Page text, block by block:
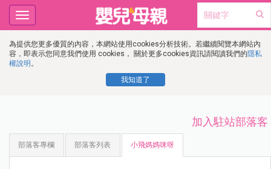
為提供您更多優質的內容，本網站使用cookies分析技術。若繼續閱覽本網站內
容，即表示您同意我們使用 cookies， 關於更多cookies資訊請閱讀我們的隱私
權說明 。
我知道了
Toggle
navigation
加入駐站部落客
部落客專欄 部落客列表 小飛媽媽咪呀